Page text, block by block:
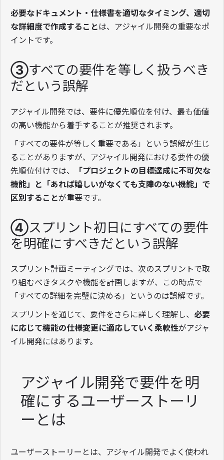
必要なドキュメント・仕様書を適切なタイミング、適切
な詳細度で作成することは、アジャイル開発の重要なポ
イントです。
③すべての要件を等しく扱うべき
だという誤解
アジャイル開発では、要件に優先順位を付け、最も価値
の高い機能から着手することが推奨されます。
「すべての要件が等しく重要である」という誤解が生じ
ることがありますが、アジャイル開発における要件の優
先順位付けでは、
「プロジェクトの目標達成に不可欠な
機能」と「あれば嬉しいがなくても支障のない機能」で
区別することが重要です。
④スプリント初日にすべての要件
を明確にすべきだという誤解
スプリント計画ミーティングでは、次のスプリントで取
り組むべきタスクや機能を計画しますが、この時点で
「すべての詳細を完璧に決める」というのは誤解です。
スプリントを通じて、要件をさらに詳しく理解し、 必要
に応じて機能の仕様変更に適応していく柔軟性がアジャ
イル開発にはあります。
アジャイル開発で要件を明
確にするユーザーストーリ
ーとは
ユーザーストーリーとは、アジャイル開発でよく使われ